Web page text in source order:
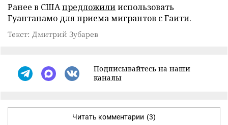
Ранее в СШАпредложилииспользовать
Гуантанамо для приема мигрантов с Гаити.
Текст: Дмитрий Зубарев
Подписывайтесь на наши
каналы
Читать комментарии (3)